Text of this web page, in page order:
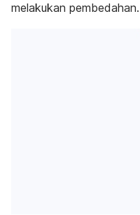
melakukan pembedahan.